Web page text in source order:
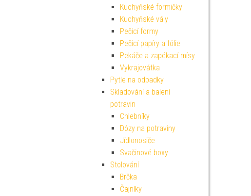
Kuchyňské formičky
Kuchyňské vály
Pečicí formy
Pečicí papíry a fólie
Pekáče a zapékací mísy
Vykrajovátka
Pytle na odpadky
Skladování a balení
potravin
Chlebníky
Dózy na potraviny
Jídlonosiče
Svačinové boxy
Stolování
Brčka
Čajníky